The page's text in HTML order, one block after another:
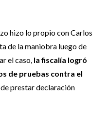
hizo lo propio con Carlos
de la maniobra luego de
el caso, la fiscalía logró
de pruebas contra el
prestar declaración